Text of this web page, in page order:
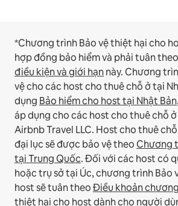
*Chương trình Bảo vệ thiệt hại cho
hợp đồng bảo hiểm và phải tuân
điều kiện và giới hạnnày.Chương
vệ cho các host cho thuê chỗ ở tại
dụng Bảo hiểm cho host tại Nhật Bản
áp dụng cho các host cho thuê chỗ
Airbnb Travel LLC. Host cho thuê
đại lục sẽ được bảo vệ theoChương
tại Trung Quốc.Đối với các host có
hoặc trụ sở tại Úc, chương trình Bảo
host sẽ tuân theoĐiều khoản
thiệt hại cho host dành cho người